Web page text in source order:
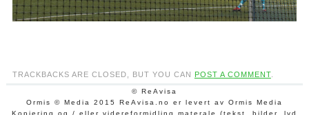
TRACKBACKS ARE CLOSED, BUT YOU CAN POST A COMMENT.
© ReAvisa
Ormis © Media 2015 ReAvisa.no er levert av Ormis Media
Kopiering og / eller videreformidling materale (tekst, bilder, lyd